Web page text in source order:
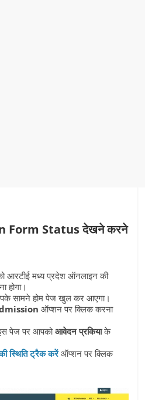
Form Status देखने करने
आरटीई मध्य प्रदेश ऑनलाइन की
होगा।
सामने होम पेज खुल कर आएगा।
ऑप्‍शन पर क्लिक करना
पेज पर आपकोआवेदन प्रकियाके
स्थिति ट्रैक करें ऑप्शन पर क्लिक